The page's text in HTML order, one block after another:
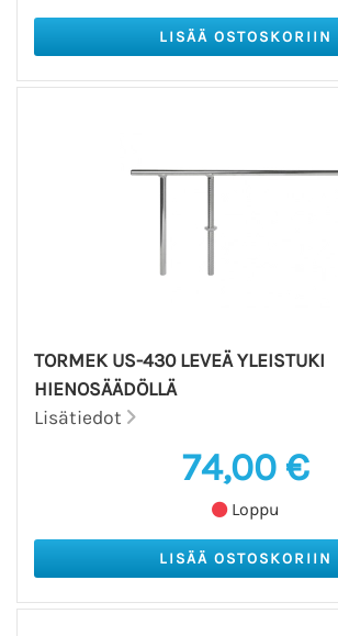
TORMEK US-430 LEVEÄ YLEISTUKI
HIENOSÄÄDÖLLÄ
Lisätiedot
74,00 €
Loppu